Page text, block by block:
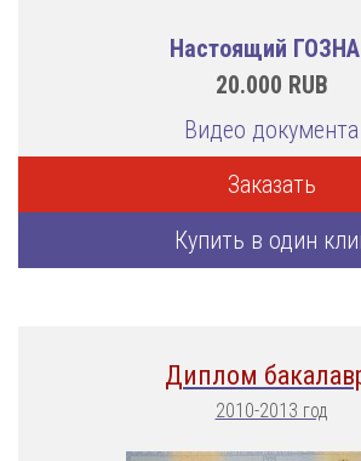
Настоящий
20.000 RUB
Видео документа
Заказать
Купить в один
Диплом
2010-2013 год